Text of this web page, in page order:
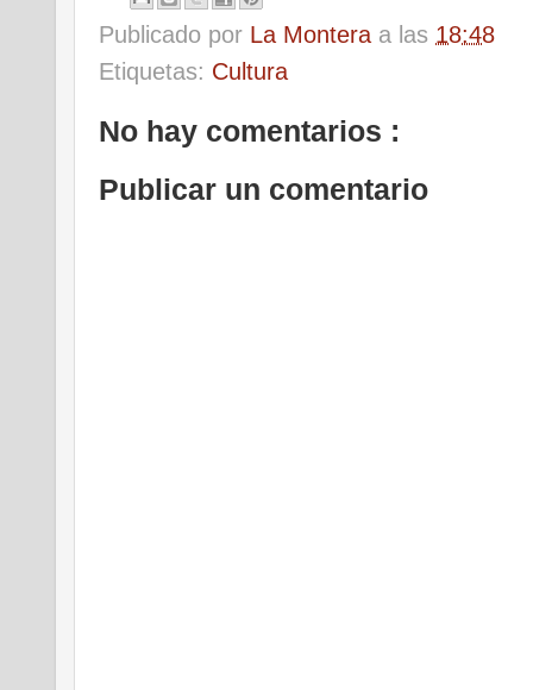
Publicado por La Montera a las 18:48
Etiquetas: Cultura
No hay comentarios :
Publicar un comentario